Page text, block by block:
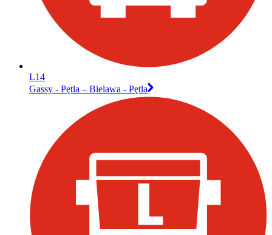
L14
Gassy - Pętla – Bielawa - Pętla